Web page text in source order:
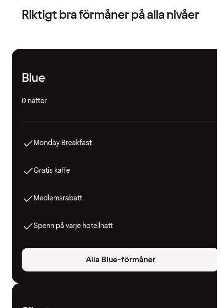
Riktigt bra förmåner på alla nivåer
Blue
0 nätter
Monday Breakfast
Gratis kaffe
Medlemsrabatt
Spenn på varje hotellnatt
Alla Blue-förmåner